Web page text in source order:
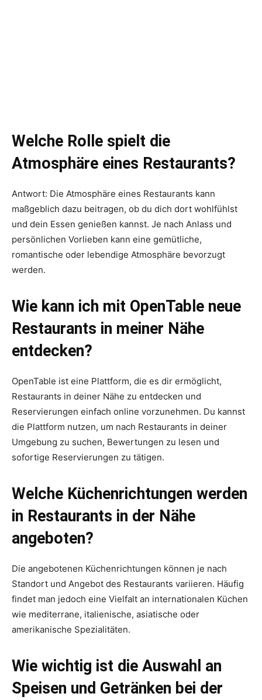
Welche Rolle spielt die
Atmosphäre eines Restaurants?
Antwort: Die Atmosphäre eines Restaurants kann
maßgeblich dazu beitragen, ob du dich dort wohlfühlst
und dein Essen genießen kannst. Je nach Anlass und
persönlichen Vorlieben kann eine gemütliche,
romantische oder lebendige Atmosphäre bevorzugt
werden.
Wie kann ich mit OpenTable neue
Restaurants in meiner Nähe
entdecken?
OpenTable ist eine Plattform, die es dir ermöglicht,
Restaurants in deiner Nähe zu entdecken und
Reservierungen einfach online vorzunehmen. Du kannst
die Plattform nutzen, um nach Restaurants in deiner
Umgebung zu suchen, Bewertungen zu lesen und
sofortige Reservierungen zu tätigen.
Welche Küchenrichtungen werden
in Restaurants in der Nähe
angeboten?
Die angebotenen Küchenrichtungen können je nach
Standort und Angebot des Restaurants variieren. Häufig
findet man jedoch eine Vielfalt an internationalen Küchen
wie mediterrane, italienische, asiatische oder
amerikanische Spezialitäten.
Wie wichtig ist die Auswahl an
Speisen und Getränken bei der